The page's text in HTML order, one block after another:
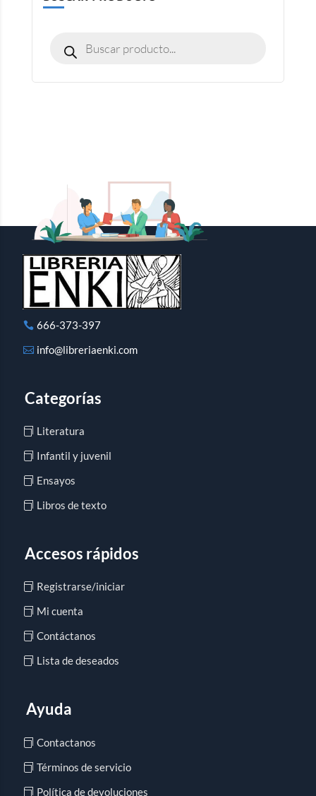
666-373-397
info@libreriaenki.com
Categorías
Literatura
Infantil y juvenil
Ensayos
Libros de texto
Accesos rápidos
Registrarse/iniciar
Mi cuenta
Contáctanos
Lista de deseados
Ayuda
Contactanos
Términos de servicio
Política de devoluciones